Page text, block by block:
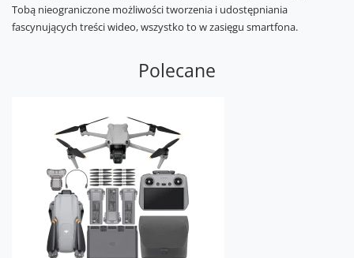
Tobą nieograniczone możliwości tworzenia i udostępniania
fascynujących treści wideo, wszystko to w zasięgu smartfona.
Polecane